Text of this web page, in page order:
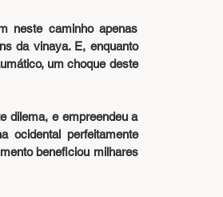
neste caminho apenas
da vinaya. E, enquanto
um choque deste
dilema, e empreendeu a
ocidental perfeitamente
beneficiou milhares